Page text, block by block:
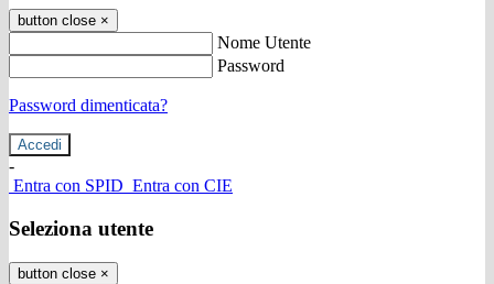
button close ×
Nome Utente
Password
Password dimenticata?
-
Entra con SPID Entra con CIE
Seleziona utente
button close ×